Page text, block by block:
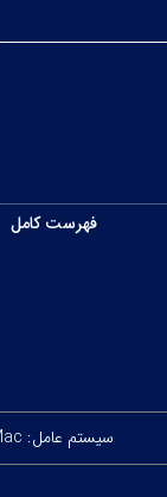
فهرست کامل
سیستم عامل: Mac